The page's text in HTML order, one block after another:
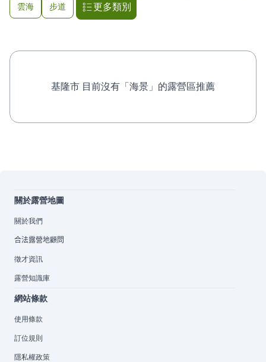
雲海 步道 更多類別
基隆市 目前沒有「海景」的露營區推薦
關於露營地圖
關於我們
合法露營地顧問
徵才資訊
露營知識庫
網站條款
使用條款
訂位規則
隱私權政策